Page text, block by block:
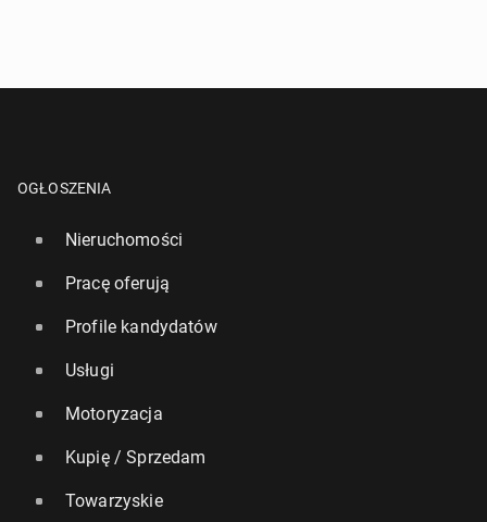
OGŁOSZENIA
Nieruchomości
Pracę oferują
Profile kandydatów
Usługi
Motoryzacja
Kupię / Sprzedam
Towarzyskie